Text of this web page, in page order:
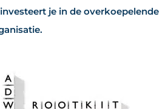
je in de overkoepelende